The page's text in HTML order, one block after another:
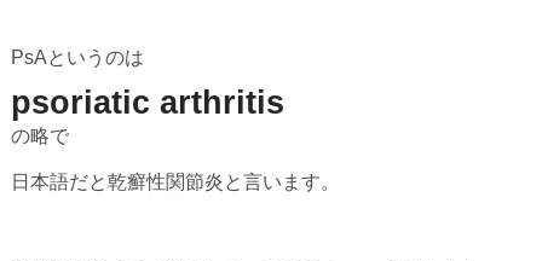
PsAというのは
psoriatic arthritis
の略で
日本語だと乾癬性関節炎と言います。